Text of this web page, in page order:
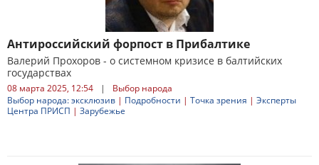
Антироссийский форпост в Прибалтике
Валерий Прохоров - о системном кризисе в балтийских
государствах
08 марта 2025, 12:54 |
Выбор народа
Выбор народа: эксклюзив | Подробности | Точка зрения | Эксперты
Центра ПРИСП | Зарубежье